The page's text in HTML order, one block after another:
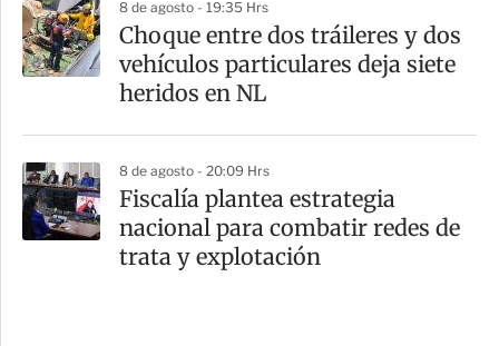
8 de agosto - 19:35 Hrs
Choque entre dos tráileres y dos
vehículos particulares deja siete
heridos en NL
8 de agosto - 20:09 Hrs
Fiscalía plantea estrategia
nacional para combatir redes de
trata y explotación